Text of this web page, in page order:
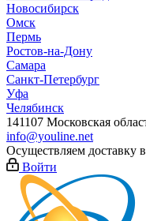
Новосибирск
Омск
Пермь
Ростов-на-Дону
Самара
Санкт-Петербург
Уфа
Челябинск
141107 Московская
info@youline.net
Осуществляем доставку в
Войти